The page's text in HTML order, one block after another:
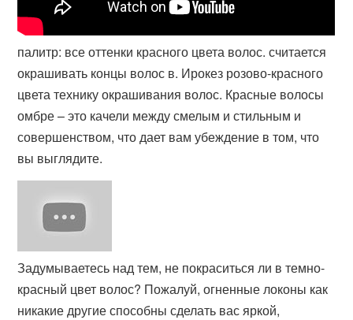
палитр: все оттенки красного цвета волос. считается
окрашивать концы волос в. Ирокез розово-красного
цвета технику окрашивания волос. Красные волосы
омбре – это качели между смелым и стильным и
совершенством, что дает вам убеждение в том, что
вы выглядите.
Задумываетесь над тем, не покраситься ли в темно-
красный цвет волос? Пожалуй, огненные локоны как
никакие другие способны сделать вас яркой,